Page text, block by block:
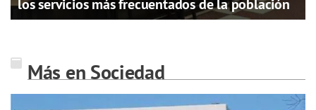
los servicios más frecuentados de la población
Más en Sociedad